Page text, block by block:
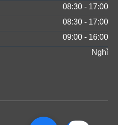
08:30 - 17:00
08:30 - 17:00
09:00 - 16:00
Nghỉ